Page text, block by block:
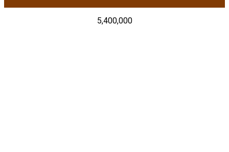
5,400,000